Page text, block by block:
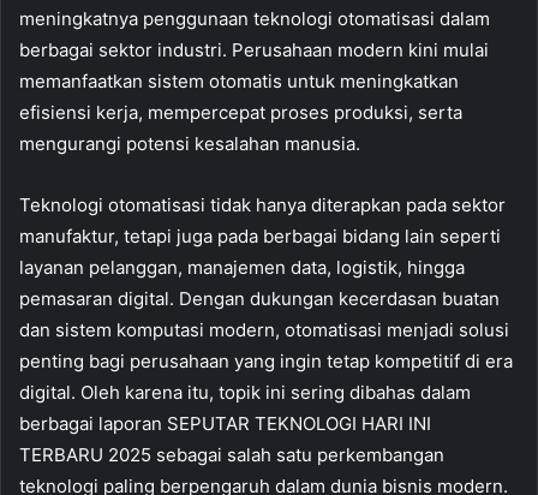
meningkatnya penggunaan teknologi otomatisasi dalam
berbagai sektor industri. Perusahaan modern kini mulai
memanfaatkan sistem otomatis untuk meningkatkan
efisiensi kerja, mempercepat proses produksi, serta
mengurangi potensi kesalahan manusia.
Teknologi otomatisasi tidak hanya diterapkan pada sektor
manufaktur, tetapi juga pada berbagai bidang lain seperti
layanan pelanggan, manajemen data, logistik, hingga
pemasaran digital. Dengan dukungan kecerdasan buatan
dan sistem komputasi modern, otomatisasi menjadi solusi
penting bagi perusahaan yang ingin tetap kompetitif di era
digital. Oleh karena itu, topik ini sering dibahas dalam
berbagai laporan SEPUTAR TEKNOLOGI HARI INI
TERBARU 2025 sebagai salah satu perkembangan
teknologi paling berpengaruh dalam dunia bisnis modern.